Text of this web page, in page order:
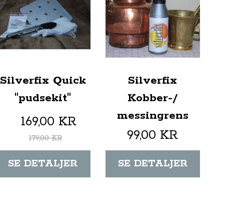
Silverfix Quick
"pudsekit"
169,00 KR
179,00 KR
SE DETALJER
Silverfix
Kobber-/
messingrens
99,00 KR
SE DETALJER